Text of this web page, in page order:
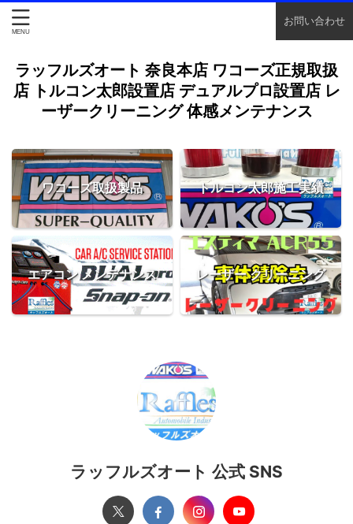
お問い合わせ
ラッフルズオート 奈良本店 ワコーズ正規取扱
店 トルコン太郎設置店 デュアルプロ設置店 レ
ーザークリーニング 体感メンテナンス
ワコーズ取扱製品 トルコン太郎施工実績
エアコン メンテナンス レーザー クリーニング
ラッフルズオート 公式 SNS